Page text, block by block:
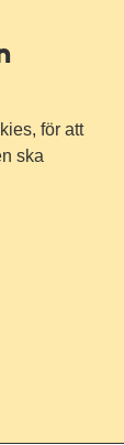
för att
ska